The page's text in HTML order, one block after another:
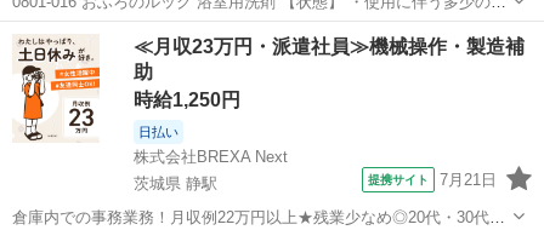
レ、キズ、落としきれない汚れなどございます ・詳細は現地でご確認
ください ・お値引きは出来かねますのでご了承願います ※中古品の
た...
東京 世田谷区 家庭用品 浴室
≪月収23万円・派遣社員≫機械操作・製造補
助
時給1,250円
日払い
株式会社BREXA Next
茨城県 静駅
提携サイト 7月21日
倉庫内での事務業務！月収例22万円以上★残業少なめ◎20代・30代・